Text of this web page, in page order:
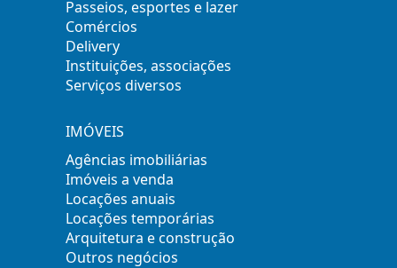
Passeios, esportes e lazer
Comércios
Delivery
Instituições, associações
Serviços diversos
IMÓVEIS
Agências imobiliárias
Imóveis a venda
Locações anuais
Locações temporárias
Arquitetura e construção
Outros negócios